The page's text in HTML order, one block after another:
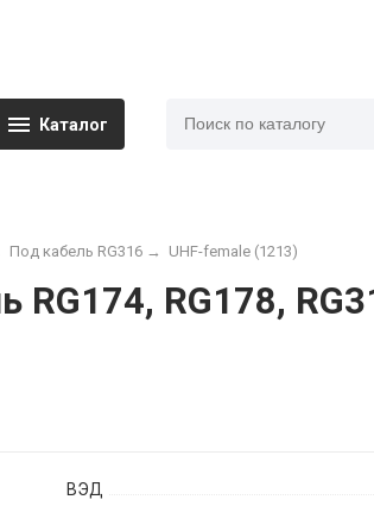
Каталог
Под кабель RG316 → UHF-female (1213)
RG174, RG178,
ВЭД